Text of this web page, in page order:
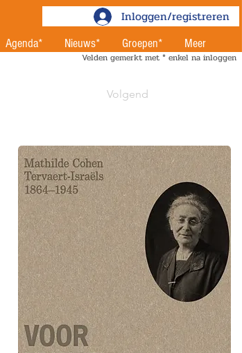
Inloggen/registreren
Agenda* Nieuws* Groepen* Meer
Velden gemerkt met * enkel na inloggen
Volgend